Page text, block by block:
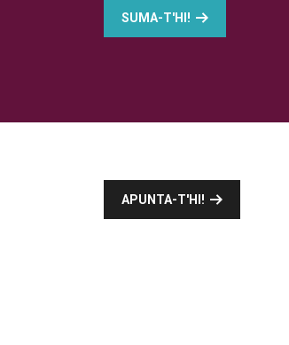
SUMA-T'HI!
APUNTA-T'HI!